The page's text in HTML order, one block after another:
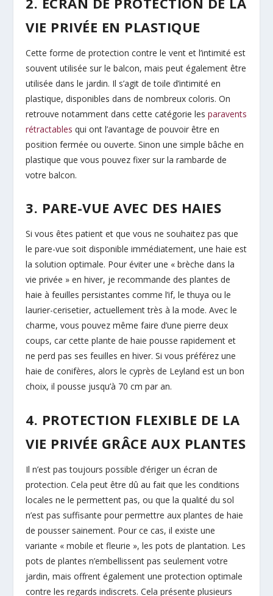
VIE PRIVÉE EN PLASTIQUE
Cette forme de protection contre le vent et l’intimité est
souvent utilisée sur le balcon, mais peut également être
utilisée dans le jardin. Il s’agit de toile d’intimité en
plastique, disponibles dans de nombreux coloris. On
retrouve notamment dans cette catégorie lesparavents
rétractables qui ont l’avantage de pouvoir être en
position fermée ou ouverte. Sinon une simple bâche en
plastique que vous pouvez fixer sur la rambarde de
votre balcon.
3. PARE-VUE AVEC DES HAIES
Si vous êtes patient et que vous ne souhaitez pas que
le pare-vue soit disponible immédiatement, une haie est
la solution optimale. Pour éviter une « brèche dans la
vie privée » en hiver, je recommande des plantes de
haie à feuilles persistantes comme l’if, le thuya ou le
laurier-cerisetier, actuellement très à la mode. Avec le
charme, vous pouvez même faire d’une pierre deux
coups, car cette plante de haie pousse rapidement et
ne perd pas ses feuilles en hiver. Si vous préférez une
haie de conifères, alors le cyprès de Leyland est un bon
choix, il pousse jusqu’à 70 cm par an.
4. PROTECTION FLEXIBLE DE LA
VIE PRIVÉE GRÂCE AUX PLANTES
Il n’est pas toujours possible d’ériger un écran de
protection. Cela peut être dû au fait que les conditions
locales ne le permettent pas, ou que la qualité du sol
n’est pas suffisante pour permettre aux plantes de haie
de pousser sainement. Pour ce cas, il existe une
variante « mobile et fleurie », les pots de plantation. Les
pots de plantes n’embellissent pas seulement votre
jardin, mais offrent également une protection optimale
contre les regards indiscrets. Cela présente plusieurs